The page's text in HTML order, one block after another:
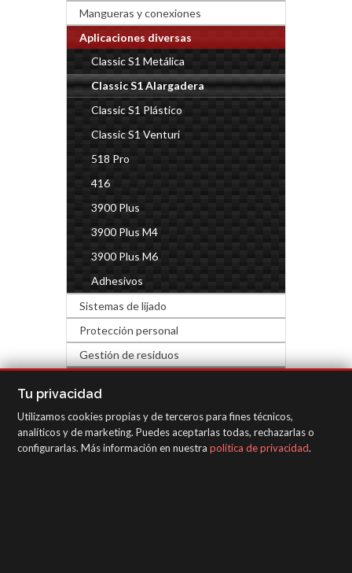
Mangueras y conexiones
Aplicaciones diversas
Classic S1 Metálica
Classic S1 Alargadera
Classic S1 Plástico
Classic S1 Venturi
518 Pro
416
3900 Plus
3900 Plus M4
3900 Plus M6
Adhesivos
Sistemas de lijado
Protección personal
Gestión de residuos
EQUIPOS DE INSPECCIÓN
Tu privacidad
Utilizamos cookies propias y de terceros para fines técnicos,
analíticos y de marketing. Puedes aceptarlas todas, rechazarlas o
configurarlas. Más información en nuestra política de privacidad.